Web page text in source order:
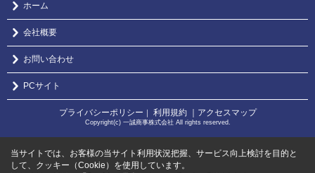
ホーム
会社概要
お問い合わせ
PCサイト
プライバシーポリシー 利用規約 ｜アクセスマップ
Copyright(c) 一誠商事株式会社 All rights reserved.
当サイトでは、お客様の当サイト利用状況把握、サービス向上検討を目的と
して、クッキー（Cookie）を使用しています。